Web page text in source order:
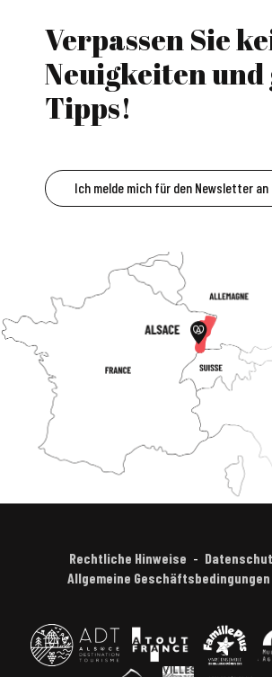
Verpassen Sie
Neuigkeiten und
Tipps!
Ich melde mich für den Newsletter an
Rechtliche Hinweise
Allgemeine Geschäftsbedingungen